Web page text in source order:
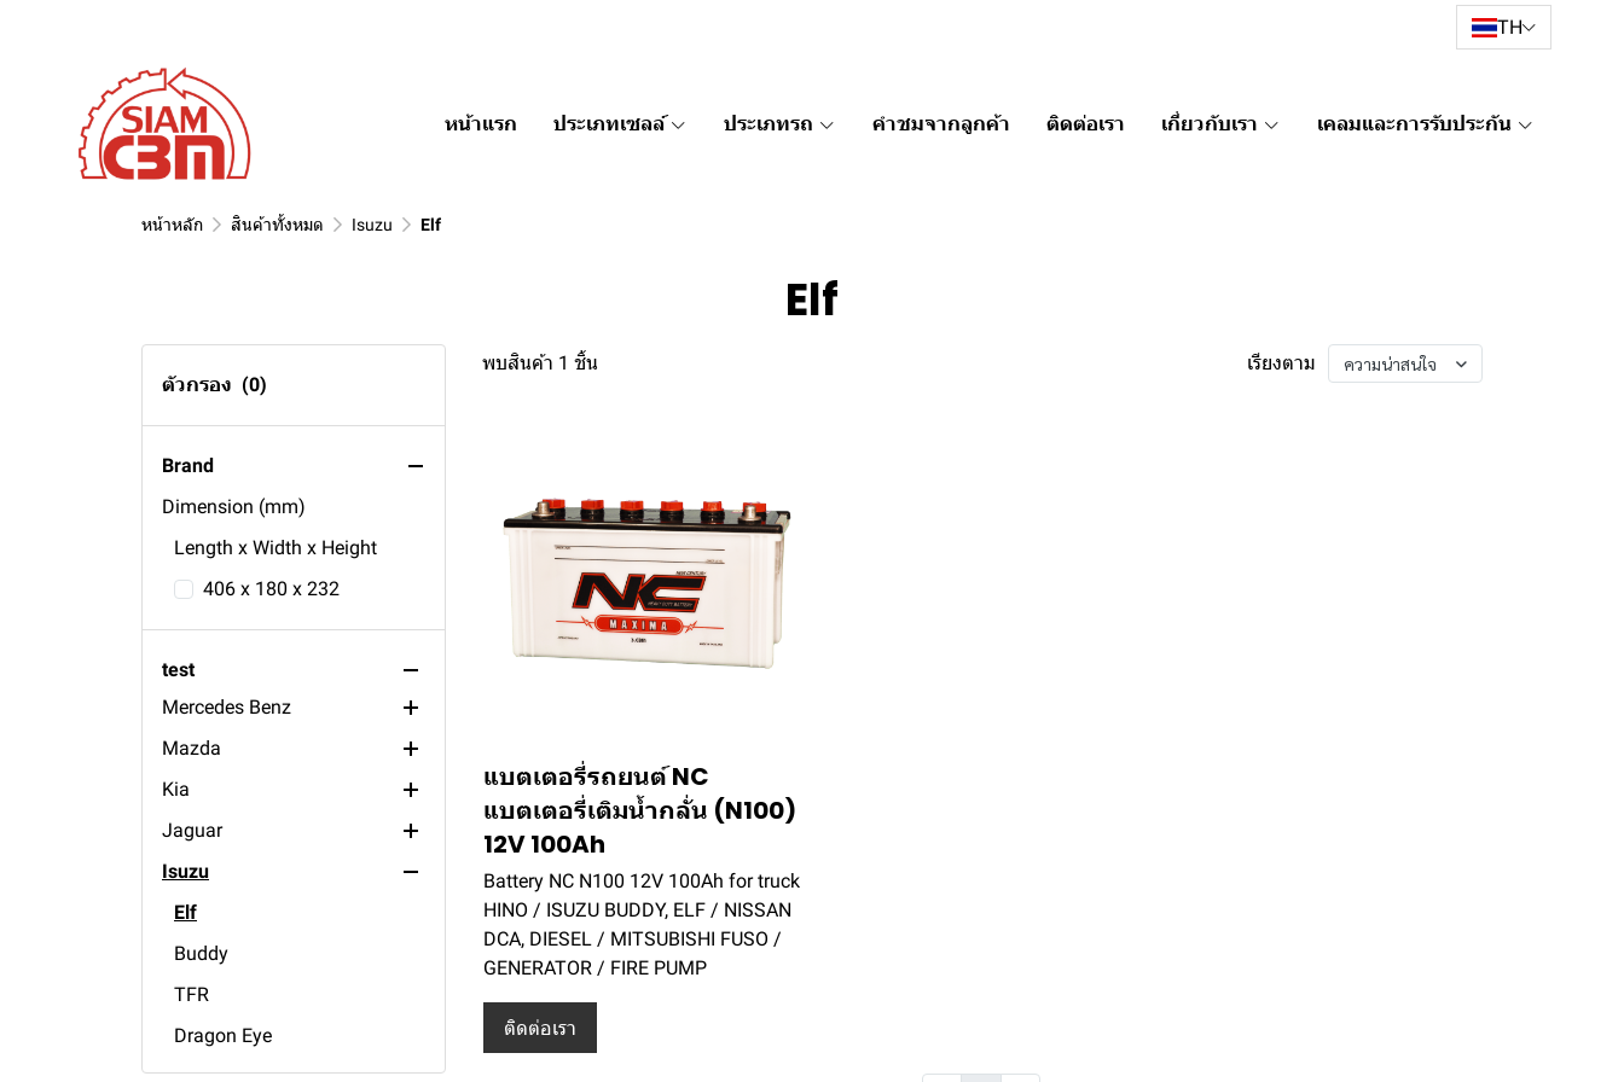
TH
หน้าแรก ประเภทเซลล์ ประเภทรถ คำชมจากลูกค้า ติดต่อเรา เกี่ยวกับเรา เคลมและการรับประกัน
หน้าหลัก สินค้าทั้งหมด Isuzu Elf
Elf
ตัวกรอง (0)
Brand
Dimension (mm)
Length x Width x Height
406 x 180 x 232
test
88ah
85ah
80ah
75ah
55ah
50ah
45ah
35ah
24ah
Tempra
Punto
Daewoo
Fantasy
Espero
Cielo
Alfa
Romeo 156
Romeo 145
Hino
Ssangyong
Musso
Actyon
lawn mover
fire pump battery
generator battery
S91
S70
S40
FM
XC90
XC60
XC40
V60
S90
S60
Toyota
Sport Rider
Tiger
Corona
Soluna
Yaris
Wish
Vios
Vigo
Ventury
Vellfire
Sienta
Prius
Majesty
Innova
Hilux Revo
Hiace
GT86
Suzuki
Vitara
APV
Caribian
SX4
Swift
Jimny
Grand Vitara
Ertiga
Ciaz
Celerio
Carry
Subaru
XV
Outback
Impreza
Forester
BRZ
Peugeot
505
406
205
405
305
RCZ
Nissan
CM200
CWA
Diesel
Sunny
X-Trail
Urvan
Tiida
Terra
Teana
Sylphy
Pulsar
Note
Navara
Mitsubishi
Fuso
L200 Strada
Xpander
Triton
Pajero Sport
Pajero
Mirage
Lancer
Attrage
Mini
Cooper
MG
ZS
V80
MG6
MG5
MG3
HS
GS
Extender
Mercedes Benz
S600
S550
E300
E280
E230
C180
300D
S560
S500
Mazda
Fighter
MX-5
Mazda3
Mazda2
CX-9
CX-8
CX-5
CX-3
Kia
Soul
K2500
Grand Carnival
Jaguar
Sovereign
Isuzu
Elf
Buddy
TFR
Dragon Eye
MU7
พบสินค้า 1 ชิ้น เรียงตาม ความน่าสนใจ
แบตเตอรี่รถยนต์ NC
แบตเตอรี่เติมน้ำกลั่น (N100)
12V 100Ah
Battery NC N100 12V 100Ah for truck
HINO / ISUZU BUDDY, ELF / NISSAN
DCA, DIESEL / MITSUBISHI FUSO /
GENERATOR / FIRE PUMP
ติดต่อเรา